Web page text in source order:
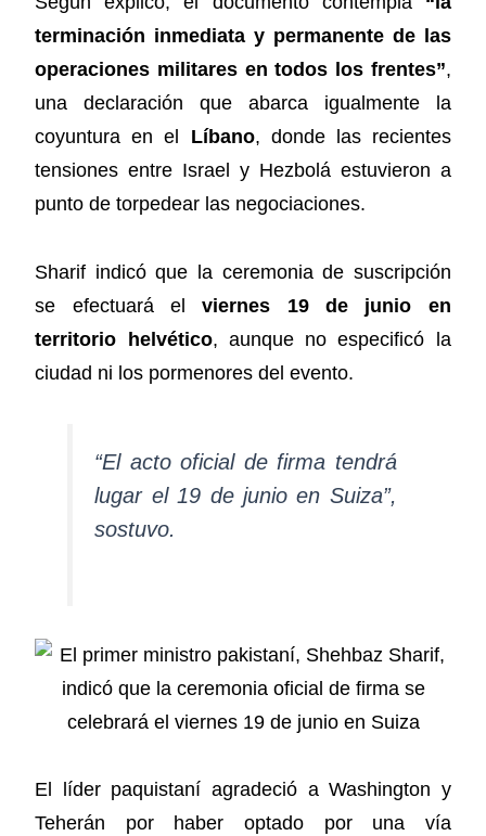
terminación inmediata y permanente de las
operaciones militares en todos los frentes”,
una declaración que abarca igualmente la
coyuntura en el Líbano, donde las recientes
tensiones entre Israel y Hezbolá estuvieron a
punto de torpedear las negociaciones.
Sharif indicó que la ceremonia de suscripción
se efectuará elviernes 19 de junio en
territorio helvético, aunque no especificó la
ciudad ni los pormenores del evento.
“El acto oficial de firma tendrá
lugar el 19 de junio en Suiza”,
sostuvo.
El líder paquistaní agradeció a Washington y
Teherán por haber optado por una vía